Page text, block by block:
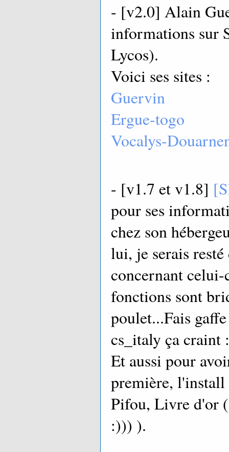
- [v2.0] Alain
informations sur
Lycos).
Voici ses sites :
Guervin
Ergue-togo
Vocalys-
- [v1.7 et v1.8]
pour ses
chez son
lui, je serais
concernant
fonctions sont
poulet...Fais
cs_italy ça craint
Et aussi pour
première,
Pifou, Livre d'or
:))) ).